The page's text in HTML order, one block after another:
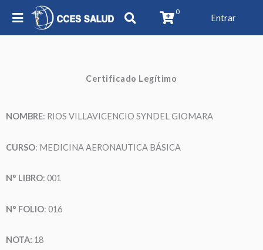
0
Entrar
Certificado Legítimo
NOMBRE: RIOS VILLAVICENCIO SYNDEL GIOMARA
CURSO: MEDICINA AERONAUTICA BÁSICA
N° LIBRO: 001
N° FOLIO: 016
NOTA: 18